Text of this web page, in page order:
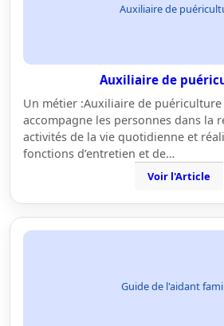
Auxiliaire de
Auxiliaire de
Un métier :Auxiliaire de puériculture
accompagne les personnes dans la
activités de la vie quotidienne et
fonctions d’entretien et de…
Voir l'Article
Guide de l'aidant